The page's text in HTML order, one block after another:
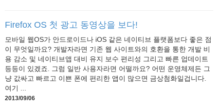
Firefox OS 첫 광고 동영상을 보다!
모바일 웹OS가 안드로이드나 iOS 같은 네이티브 플랫폼보다 좋은 점
이 무엇일까요? 개발자라면 기존 웹 사이트와의 호환을 통한 개발 비
용 감소 및 네이티브앱 대비 유지 보수 편리성 그리고 빠른 업데이트
등등이 있겠죠. 그럼 일반 사용자라면 어떨까요? 어떤 운영체제든 그
냥 값싸고 빠르고 이쁜 폰에 편리한 앱이 많으면 금상첨화일겁니다.
여기 ...
2013/09/06